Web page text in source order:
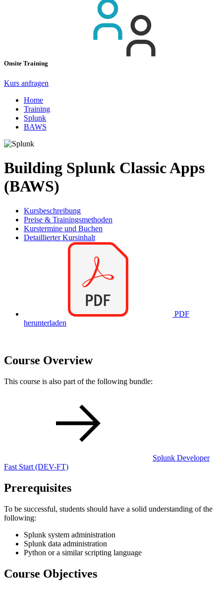
Onsite Training
Kurs anfragen
Home
Training
Splunk
BAWS
Building Splunk Classic Apps
(BAWS)
Kursbeschreibung
Preise & Trainingsmethoden
Kurstermine und Buchen
Detaillierter Kursinhalt
PDF
herunterladen
Course Overview
This course is also part of the following bundle:
Splunk Developer
Fast Start (DEV-FT)
Prerequisites
To be successful, students should have a solid understanding of the
following:
Splunk system administration
Splunk data administration
Python or a similar scripting language
Course Objectives